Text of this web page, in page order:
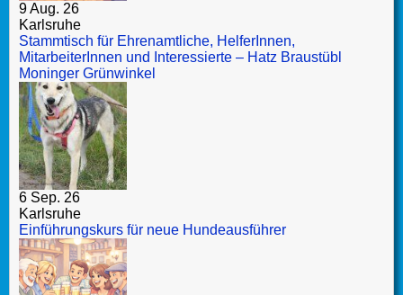
9 Aug. 26
Karlsruhe
Stammtisch für Ehrenamtliche, HelferInnen,
MitarbeiterInnen und Interessierte – Hatz Braustübl
Moninger Grünwinkel
6 Sep. 26
Karlsruhe
Einführungskurs für neue Hundeausführer